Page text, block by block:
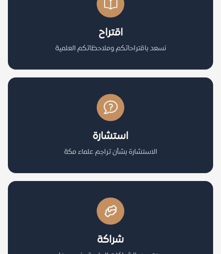
اقتراح
نسعد باقتراحاتكم وملاحظاتكم العلمية
استشارة
الاستشارة بشأن تراجم علماء مكة
شراكة